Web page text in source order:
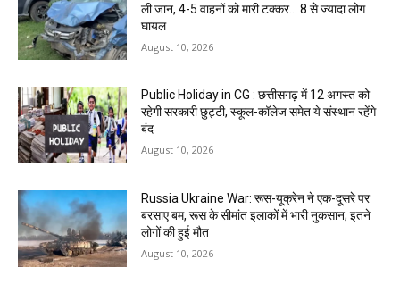
ली जान, 4-5 वाहनों को मारी टक्कर… 8 से ज्यादा लोग
घायल
August 10, 2026
Public Holiday in CG : छत्तीसगढ़ में 12 अगस्त को
रहेगी सरकारी छुट्टी, स्कूल-कॉलेज समेत ये संस्थान रहेंगे
बंद
August 10, 2026
Russia Ukraine War: रूस-यूक्रेन ने एक-दूसरे पर
बरसाए बम, रूस के सीमांत इलाकों में भारी नुकसान; इतने
लोगों की हुई मौत
August 10, 2026